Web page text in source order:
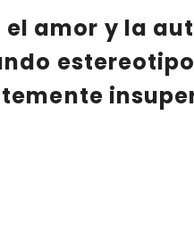
amor y la